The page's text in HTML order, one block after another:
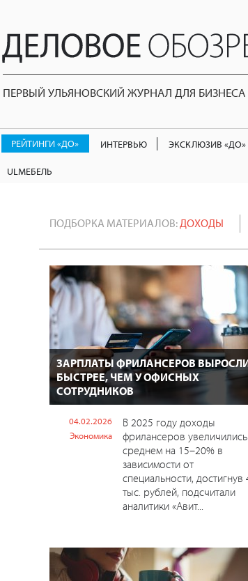
ПЕРВЫЙ УЛЬЯНОВСКИЙ ЖУРНАЛ ДЛЯ БИЗНЕСА
РЕЙТИНГИ «ДО» ИНТЕРВЬЮ ЭКСКЛЮЗИВ «ДО»
ULМЕБЕЛЬ
ПОДБОРКА МАТЕРИАЛОВ:ДОХОДЫ
ЗАРПЛАТЫ ФРИЛАНСЕРОВ
БЫСТРЕЕ, ЧЕМ У ОФИСНЫХ
СОТРУДНИКОВ
04.02.2026
Экономика
В 2025 году доходы
фрилансеров
среднем на 15–20% в
зависимости от
специальности, достигнув
тыс. рублей, подсчитали
аналитики «Авит...